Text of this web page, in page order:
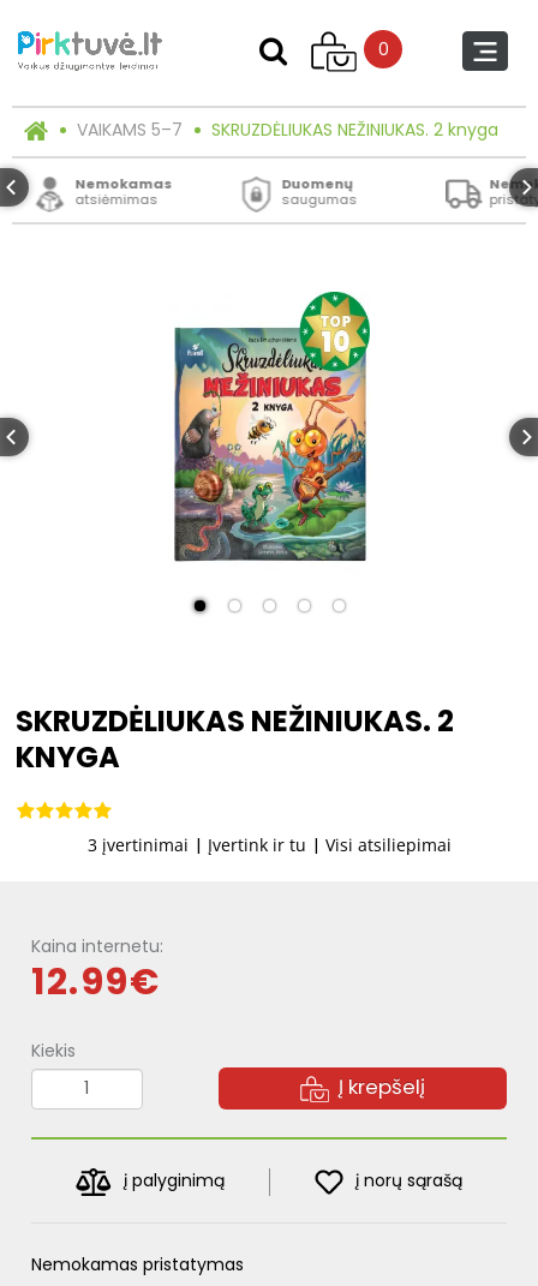
0
VAIKAMS 5–7 SKRUZDĖLIUKAS NEŽINIUKAS. 2 knyga
Nemokamas
atsiėmimas
Duomenų
saugumas
SKRUZDĖLIUKAS NEŽINIUKAS. 2
KNYGA
3 įvertinimai | Įvertink ir tu | Visi atsiliepimai
Kaina internetu:
12.99€
Kiekis
Į krepšelį
į palyginimą į norų sąrašą
Nemokamas pristatymas